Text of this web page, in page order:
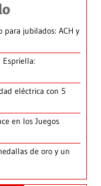
para jubilados: ACH y
eléctrica con 5
en los Juegos
de oro y un